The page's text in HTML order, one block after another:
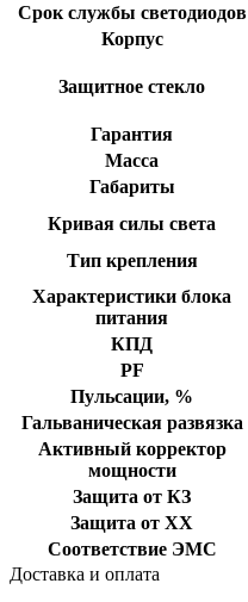
Срок службы светодиодов
Корпус
Защитное стекло
Гарантия
Масса
Габариты
Кривая силы света
Тип крепления
Характеристики блока
питания
КПД
PF
Пульсации, %
Гальваническая развязка
Активный корректор
мощности
Защита от КЗ
Защита от ХХ
Соответствие ЭМС
Доставка и оплата